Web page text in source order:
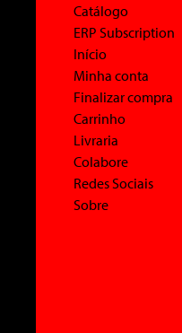
Catálogo
ERP Subscription
Início
Minha conta
Finalizar compra
Carrinho
Livraria
Colabore
Redes Sociais
Sobre